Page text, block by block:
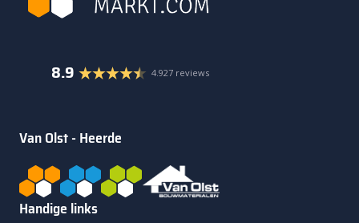
8.9 4.927 reviews
Van Olst - Heerde
Handige links